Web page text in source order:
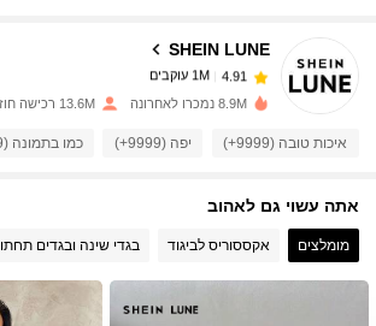
SHEIN LUNE
4.91
1M עוקבים
4.91
8.9M נמכרו לאחרונה 13.6M רכישה חוזרת
איכות טובה (9999+) יפה (9999+) כמו בתמונה (9999+)
אתה עשוי גם לאהוב
מומלצים אקססוריס לביגוד בגדי שינה ובגדים